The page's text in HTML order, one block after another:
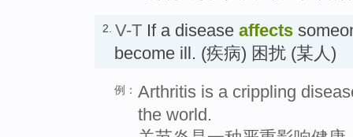
2. V-T If a disease affects
become ill. (疾病) 困扰 (某人)
例： Arthritis is a crippling
the world.